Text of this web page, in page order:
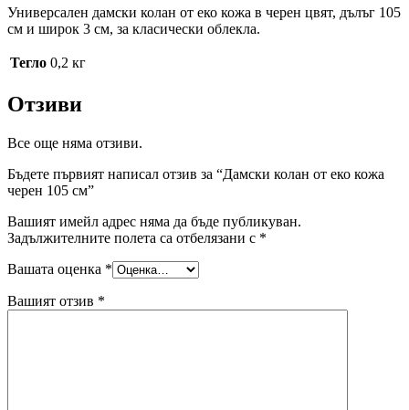
Универсален дамски колан от еко кожа в черен цвят, дълъг 105
см и широк 3 см, за класически облекла.
Тегло 0,2 кг
Отзиви
Все още няма отзиви.
Бъдете първият написал отзив за “Дамски колан от еко кожа
черен 105 см”
Вашият имейл адрес няма да бъде публикуван.
Задължителните полета са отбелязани с *
Вашата оценка *
Вашият отзив *